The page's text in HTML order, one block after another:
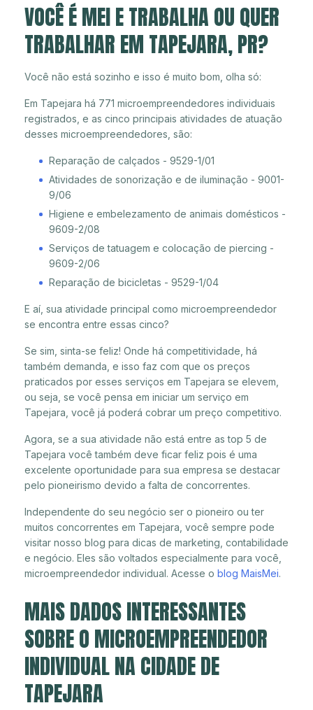
VOCÊ É MEI E TRABALHA OU QUER
TRABALHAR EM TAPEJARA, PR?
Você não está sozinho e isso é muito bom, olha só:
Em Tapejara há 771 microempreendedores individuais
registrados, e as cinco principais atividades de atuação
desses microempreendedores, são:
Reparação de calçados - 9529-1/01
Atividades de sonorização e de iluminação - 9001-
9/06
Higiene e embelezamento de animais domésticos -
9609-2/08
Serviços de tatuagem e colocação de piercing -
9609-2/06
Reparação de bicicletas - 9529-1/04
E aí, sua atividade principal como microempreendedor
se encontra entre essas cinco?
Se sim, sinta-se feliz! Onde há competitividade, há
também demanda, e isso faz com que os preços
praticados por esses serviços em Tapejara se elevem,
ou seja, se você pensa em iniciar um serviço em
Tapejara, você já poderá cobrar um preço competitivo.
Agora, se a sua atividade não está entre as top 5 de
Tapejara você também deve ficar feliz pois é uma
excelente oportunidade para sua empresa se destacar
pelo pioneirismo devido a falta de concorrentes.
Independente do seu negócio ser o pioneiro ou ter
muitos concorrentes em Tapejara, você sempre pode
visitar nosso blog para dicas de marketing, contabilidade
e negócio. Eles são voltados especialmente para você,
microempreendedor individual. Acesse o blog MaisMei.
MAIS DADOS INTERESSANTES
SOBRE O MICROEMPREENDEDOR
INDIVIDUAL NA CIDADE DE
TAPEJARA